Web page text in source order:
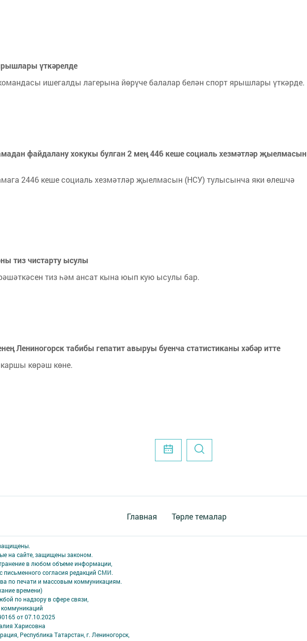
үткәрелде
ишегалды лагерына йөрүче балалар белән спорт ярышлары үткәрде.
файдалану хокукы булган 2 мең 446 кеше социаль хезмәтләр җыелмасын
2446 кеше социаль хезмәтләр җыелмасын (НСУ) тулысынча яки өлешчә
тиз чистарту ысулы
тиз һәм ансат кына юып кую ысулы бар.
Лениногорск табибы гепатит авыруы буенча статистиканы хәбәр итте
көрәш көне.
Главная Төрле темалар
на сайте, защищены законом.
в любом объеме информации,
письменного согласия редакций СМИ.
по печати и массовым коммуникациям.
времени)
по надзору в сфере связи,
от 07.10.2025
Харисовна
Республика Татарстан, г. Лениногорск,